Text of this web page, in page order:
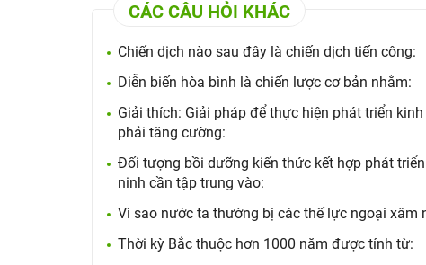
CÁC CÂU HỎI KHÁC
Chiến dịch nào sau đây là chiến dịch tiến công:
Diễn biến hòa bình là chiến lược cơ bản nhằm:
Giải thích: Giải pháp để thực hiện phát triển
phải tăng cường:
Đối tượng bồi dưỡng kiến thức kết hợp phát
ninh cần tập trung vào:
Vì sao nước ta thường bị các thế lực ngoại xâm
Thời kỳ Bắc thuộc hơn 1000 năm được tính từ: